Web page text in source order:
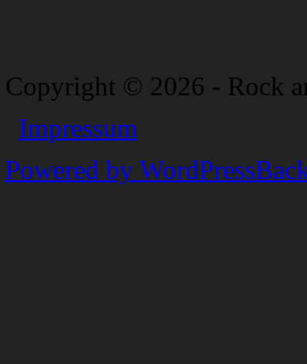
Copyright © 2026 - Rock
Impressum
Powered by WordPress